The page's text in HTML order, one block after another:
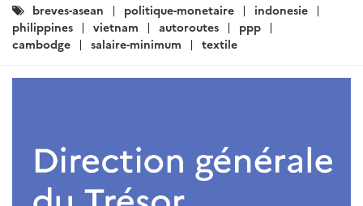
Catégories
:
breves-asean politique-monetaire
indonesie
philippines
vietnam autoroutes
ppp
cambodge
salaire-minimum textile